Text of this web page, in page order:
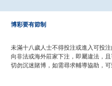
博彩要有節制
未滿十八歲人士不得投注或進入可投注
向非法或海外莊家下注，即屬違法，且
切勿沉迷賭博，如需尋求輔導協助，